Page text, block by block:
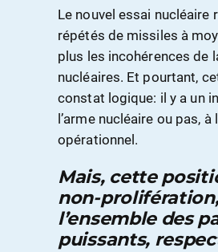
Le nouvel essai nucléaire
répétés de missiles à
plus les incohérences de
nucléaires. Et pourtant,
constat logique: il y a un
l’arme nucléaire ou pas,
opérationnel.
Mais, cette
non-
l’ensemble des
puissants,